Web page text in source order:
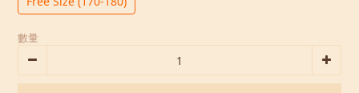
數量